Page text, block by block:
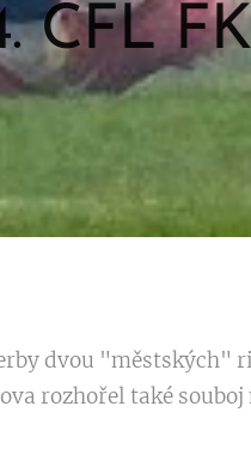
ČFL
dvou "městských"
rozhořel také